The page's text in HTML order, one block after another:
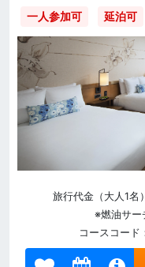
一人参加可 延泊可
旅行代金（大人1名）
※燃油サー
コースコード